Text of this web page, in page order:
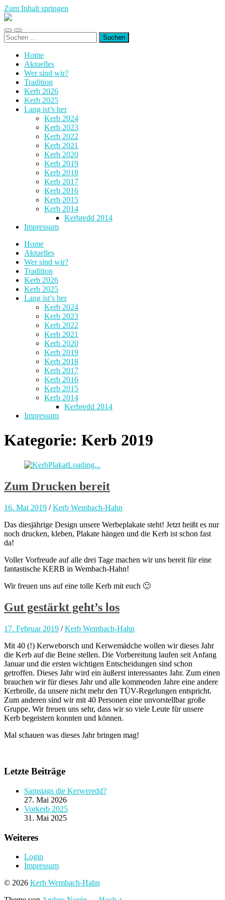
Zum Inhalt springen
Kerb
Hahn
Mobile-
Menü
Suchfeld
ein-/ausblenden
Suchen
nach:
Home
Aktuelles
Wer sind wir?
Tradition
Kerb 2026
Kerb 2025
Lang ist’s her
Kerb 2024
Kerb 2023
Kerb 2022
Kerb 2021
Kerb 2020
Kerb 2019
Kerb 2018
Kerb 2017
Kerb 2016
Kerb 2015
Kerb 2014
Kerbredd 2014
Impressum
Home
Aktuelles
Wer sind wir?
Tradition
Kerb 2026
Kerb 2025
Lang ist’s her
Kerb 2024
Kerb 2023
Kerb 2022
Kerb 2021
Kerb 2020
Kerb 2019
Kerb 2018
Kerb 2017
Kerb 2016
Kerb 2015
Kerb 2014
Kerbredd 2014
Impressum
Kategorie: Kerb 2019
Zum Drucken bereit
16. Mai 2019 /Kerb Wembach-Hahn
Das diesjährige Design unsere Werbeplakate steht! Jetzt heißt es nur
noch drucken, kleben, Plakate hängen und die Kerb ist schon fast
da!
Voller Vorfreude auf alle drei Tage machen wir uns bereit für eine
fantastische KERB in Wembach-Hahn!
Wir freuen uns auf eine tolle Kerb mit euch 🙂
Gut gestärkt geht’s los
17. Februar 2019 /Kerb Wembach-Hahn
Mit 40 (!) Kerweborsch und Kerwemädche wollen wir dieses Jahr
die Kerb auf die Beine stellen. Die Vorbereitung laufen seit Anfang
Januar und die ersten wichtigen Entscheidungen sind schon
getroffen. Dieses Jahr wird ein äußerst interessantes Jahr. Zum einen
brauchen wir für dieses Jahr und alle kommenden Jahre eine andere
Kerbrolle, da unsere nicht mehr den TÜV-Regelungen entspricht.
Zum anderen sind wir mit 40 Personen eine unvorstellbar große
Gruppe. Wir freuen uns sehr, dass wir so viele Leute für unsere
Kerb begeistern konnten und können.
Mal schauen was dieses Jahr bringen mag!
Letzte Beiträge
Samstags die Kerweredd?
27. Mai 2026
Vorkerb 2025
31. Mai 2025
Weiteres
Login
Impressum
© 2026 Kerb Wembach-Hahn